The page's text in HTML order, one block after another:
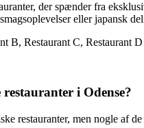
der spænder fra
eller japansk
B, Restaurant C, Restaurant
i Odense?
restauranter, men nogle af